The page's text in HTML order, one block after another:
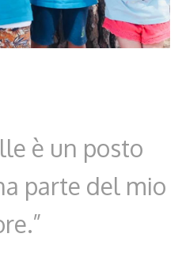
è un posto
parte del mio